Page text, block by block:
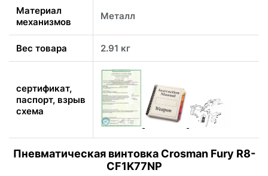
Материал
механизмов
Металл
Вес товара 2.91 кг
сертификат,
паспорт, взрыв
схема
Пневматическая винтовка Crosman Fury R8-
CF1K77NP